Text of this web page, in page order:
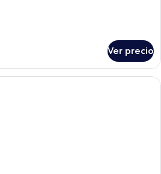
Ver precio
Un dormitorio con cama, televisión,